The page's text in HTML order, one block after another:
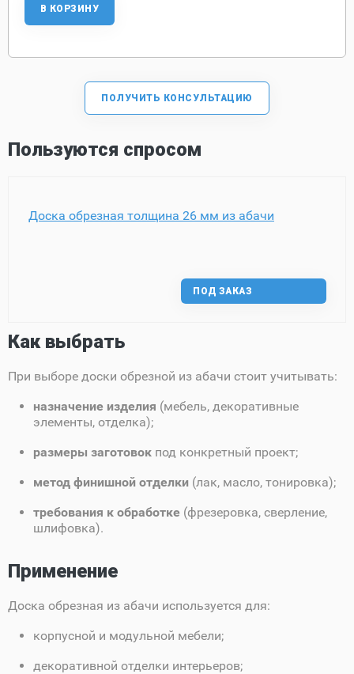
В КОРЗИНУ
ПОЛУЧИТЬ КОНСУЛЬТАЦИЮ
Пользуются спросом
Доска обрезная толщина 26 мм из абачи
ПОД ЗАКАЗ
Как выбрать
При выборе доски обрезной из абачи стоит учитывать:
назначение изделия (мебель, декоративные
элементы, отделка);
размеры заготовок под конкретный проект;
метод финишной отделки (лак, масло, тонировка);
требования к обработке (фрезеровка, сверление,
шлифовка).
Применение
Доска обрезная из абачи используется для:
корпусной и модульной мебели;
декоративной отделки интерьеров;